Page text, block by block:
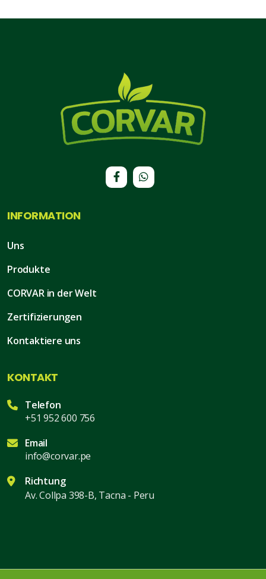
INFORMATION
Uns
Produkte
CORVAR in der Welt
Zertifizierungen
Kontaktiere uns
KONTAKT
Telefon
+51 952 600 756
Email
info@corvar.pe
Richtung
Av. Collpa 398-B, Tacna - Peru